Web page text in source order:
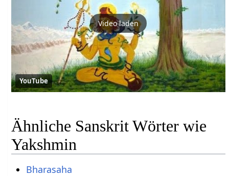
Video laden
YouTube
Ähnliche Sanskrit Wörter wie
Yakshmin
Bharasaha